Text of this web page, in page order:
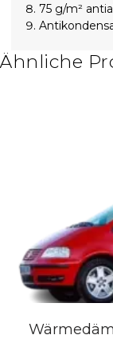
75 g/m²
Ähnliche